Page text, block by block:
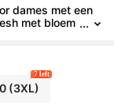
dames met een
met bloem
(3XL)
7 left